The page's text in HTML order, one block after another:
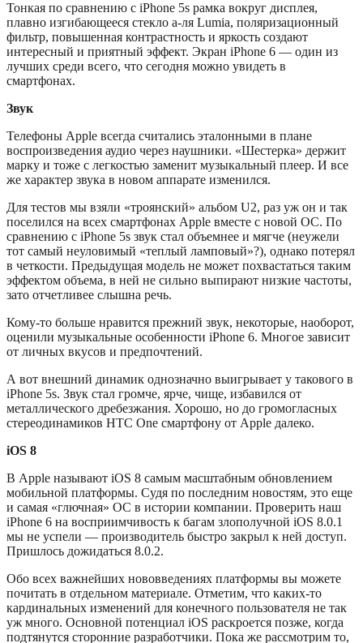
Тонкая по сравнению с iPhone 5s рамка вокруг дисплея,
плавно изгибающееся стекло а-ля Lumia, поляризационный
фильтр, повышенная контрастность и яркость создают
интересный и приятный эффект. Экран iPhone 6 — один из
лучших среди всего, что сегодня можно увидеть в
смартфонах.
Звук
Телефоны Apple всегда считались эталонными в плане
воспроизведения аудио через наушники. «Шестерка» держит
марку и тоже с легкостью заменит музыкальный плеер. И все
же характер звука в новом аппарате изменился.
Для тестов мы взяли «троянский» альбом U2, раз уж он и так
поселился на всех смартфонах Apple вместе с новой ОС. По
сравнению с iPhone 5s звук стал объемнее и мягче (неужели
тот самый неуловимый «теплый ламповый»?), однако потерял
в четкости. Предыдущая модель не может похвастаться таким
эффектом объема, в ней не сильно выпирают низкие частоты,
зато отчетливее слышна речь.
Кому-то больше нравится прежний звук, некоторые, наоборот,
оценили музыкальные особенности iPhone 6. Многое зависит
от личных вкусов и предпочтений.
А вот внешний динамик однозначно выигрывает у такового в
iPhone 5s. Звук стал громче, ярче, чище, избавился от
металлического дребезжания. Хорошо, но до громогласных
стереодинамиков HTC One смартфону от Apple далеко.
iOS 8
В Apple называют iOS 8 самым масштабным обновлением
мобильной платформы. Судя по последним новостям, это еще
и самая «глючная» ОС в истории компании. Проверить наш
iPhone 6 на восприимчивость к багам злополучной iOS 8.0.1
мы не успели — производитель быстро закрыл к ней доступ.
Пришлось дожидаться 8.0.2.
Обо всех важнейших нововведениях платформы вы можете
почитать в отдельном материале. Отметим, что каких-то
кардинальных изменений для конечного пользователя не так
уж много. Основной потенциал iOS раскроется позже, когда
подтянутся сторонние разработчики. Пока же рассмотрим то,